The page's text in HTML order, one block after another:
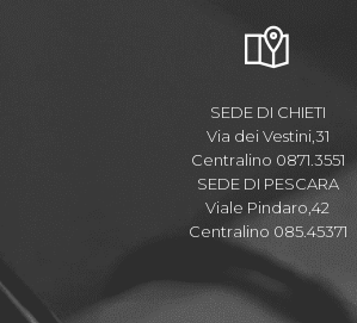
SEDE DI CHIETI
Via dei Vestini,31
Centralino 0871.3551
SEDE DI PESCARA
Viale Pindaro,42
Centralino 085.45371